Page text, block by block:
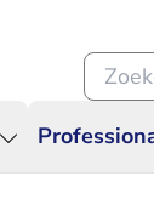
Zoeken